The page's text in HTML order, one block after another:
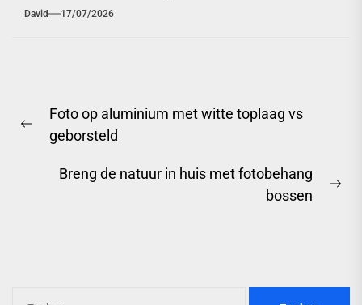
David 17/07/2026
Previous
Foto op aluminium met witte toplaag vs
geborsteld
Breng de natuur in huis met fotobehang
bossen